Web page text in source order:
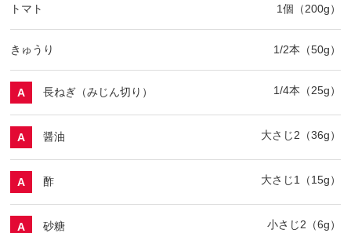
トマト 1個（200g）
きゅうり 1/2本（50g）
A 長ねぎ（みじん切り） 1/4本（25g）
A 醤油 大さじ2（36g）
A 酢 大さじ1（15g）
A 砂糖 小さじ2（6g）